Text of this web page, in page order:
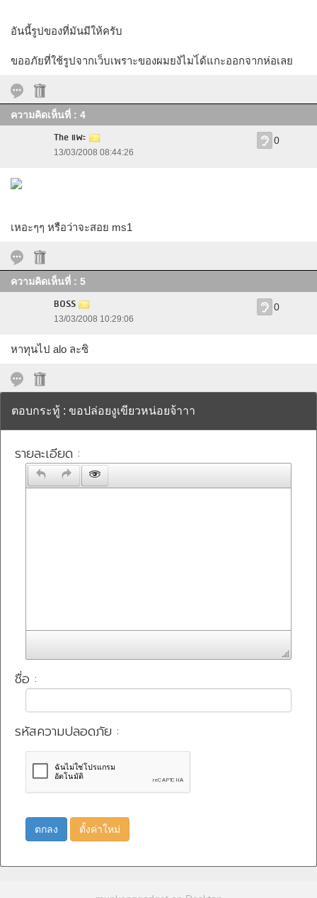
อันนี้รูปของที่มันมีให้ครับ
ขออภัยที่ใช้รูปจากเว็บเพราะของผมยงัไมไ่ด้แกะออกจากห่อเลย
ความคิดเห็นที่ : 4
The แพะ
13/03/2008 08:44:26
0
เหอะๆๆ หรือว่าจะสอย ms1
ความคิดเห็นที่ : 5
BOSS
13/03/2008 10:29:06
0
หาทุนไป alo ละซิ
ตอบกระทู้ : ขอปล่อยงูเขียวหน่อยจ้าาา
รายละเอียด :
ชื่อ :
รหัสความปลอดภัย :
ตกลง ตั้งค่าใหม่